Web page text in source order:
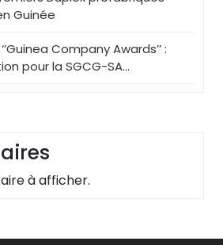
Guinée
Company Awards’’ :
pour la SGCG-SA…
à afficher.